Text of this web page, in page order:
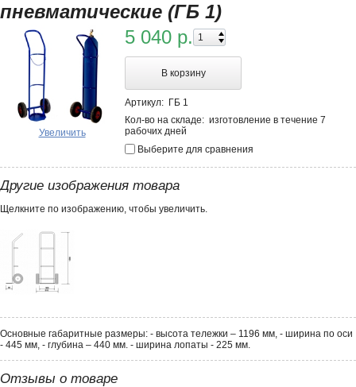
пневматические (ГБ 1)
Увеличить
5 040 р.
В корзину
Артикул: ГБ 1
Кол-во на складе: изготовление в течение 7
рабочих дней
Выберите для сравнения
Другие изображения товара
Щелкните по изображению, чтобы увеличить.
Основные габаритные размеры: - высота тележки – 1196 мм, - ширина по оси
- 445 мм, - глубина – 440 мм. - ширина лопаты - 225 мм.
Отзывы о товаре